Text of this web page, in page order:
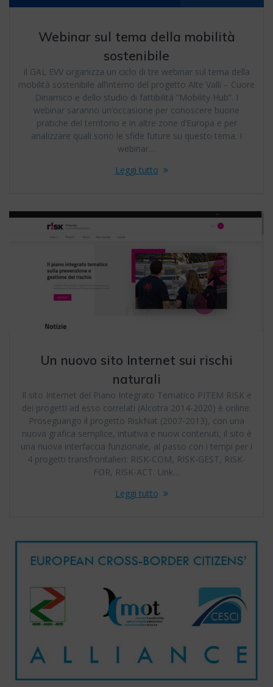
Webinar sul tema della mobilità
sostenibile
il GAL EVV organizza un ciclo di tre webinar sul tema della
mobilità sostenibile all’interno del progetto Alte Valli – Cuore
Dinamico e dello studio di fattibilità “Mobility Hub”. I
webinar saranno un’occasione per conoscere buone
pratiche del territorio e in altre zone d’Europa e per
analizzare quali sono le sfide future su questo tema. I
webinar…
Leggi tutto
Un nuovo sito Internet sui rischi
naturali
Il sito Internet del Piano Integrato Tematico PITEM RISK e
dei progetti ad esso correlati (Alcotra 2014-2020) è online.
Proseguango il progetto RiskNat (2007-2013), con una
nuova grafica semplice, intuitiva e nuovi contenuti, il sito è
una nuova interfaccia funzionale, al passo con i tempi per i
4 progetti transfrontalieri: RISK-COM, RISK-GEST, RISK-
FOR, RISK-ACT. Link…
Leggi tutto